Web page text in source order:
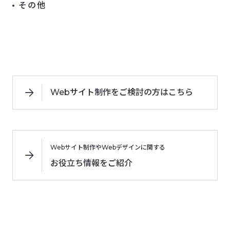
その他
Webサイト制作をご検討の方はこちら
Webサイト制作やWebデザインに関する
お役立ち情報をご紹介